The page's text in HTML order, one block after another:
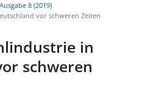
Ausgabe 8 (2019)
vor schweren Zeiten
in
schweren